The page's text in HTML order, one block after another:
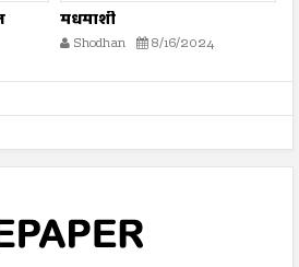
मधमाशी
Shodhan 8/16/2024